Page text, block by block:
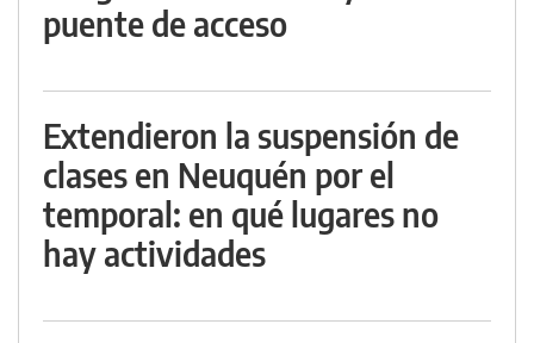
puente de acceso
Extendieron la suspensión de
clases en Neuquén por el
temporal: en qué lugares no
hay actividades